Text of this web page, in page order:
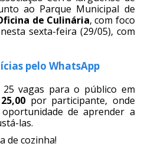
ao Parque Municipal de
de Culinária, com foco
sexta-feira (29/05), com
pelo WhatsApp
vagas para o público em
por participante, onde
de aprender a
las.
de cozinha!